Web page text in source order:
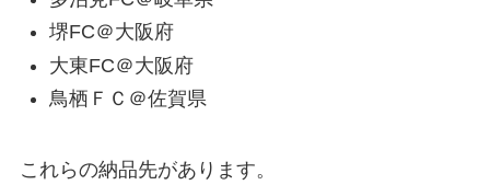
堺FC＠大阪府
大東FC＠大阪府
鳥栖ＦＣ＠佐賀県
これらの納品先があります。